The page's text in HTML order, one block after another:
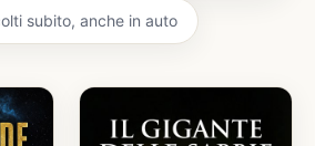
subito, anche in auto